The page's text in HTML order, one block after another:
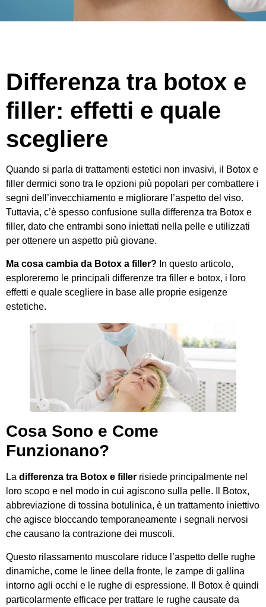
Differenza tra botox e
filler: effetti e quale
scegliere
Quando si parla di trattamenti estetici non invasivi, il Botox e
filler dermici sono tra le opzioni più popolari per combattere i
segni dell’invecchiamento e migliorare l’aspetto del viso.
Tuttavia, c’è spesso confusione sulla differenza tra Botox e
filler, dato che entrambi sono iniettati nella pelle e utilizzati
per ottenere un aspetto più giovane.
Ma cosa cambia da Botox a filler? In questo articolo,
esploreremo le principali differenze tra filler e botox, i loro
effetti e quale scegliere in base alle proprie esigenze
estetiche.
Cosa Sono e Come
Funzionano?
La differenza tra Botox e filler risiede principalmente nel
loro scopo e nel modo in cui agiscono sulla pelle. Il Botox,
abbreviazione di tossina botulinica, è un trattamento iniettivo
che agisce bloccando temporaneamente i segnali nervosi
che causano la contrazione dei muscoli.
Questo rilassamento muscolare riduce l’aspetto delle rughe
dinamiche, come le linee della fronte, le zampe di gallina
intorno agli occhi e le rughe di espressione. Il Botox è quindi
particolarmente efficace per trattare le rughe causate da